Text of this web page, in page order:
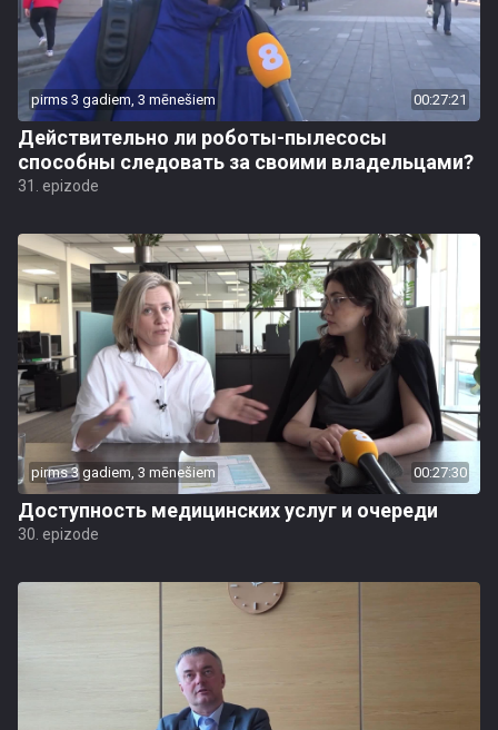
pirms 3 gadiem, 3 mēnešiem 00:27:21
Действительно ли роботы-пылесосы
способны следовать за своими владельцами?
31. epizode
pirms 3 gadiem, 3 mēnešiem 00:27:30
Доступность медицинских услуг и очереди
30. epizode